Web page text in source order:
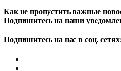
Как не пропустить важные
Подпишитесь на наши
Подпишитесь на нас в соц. сетях: